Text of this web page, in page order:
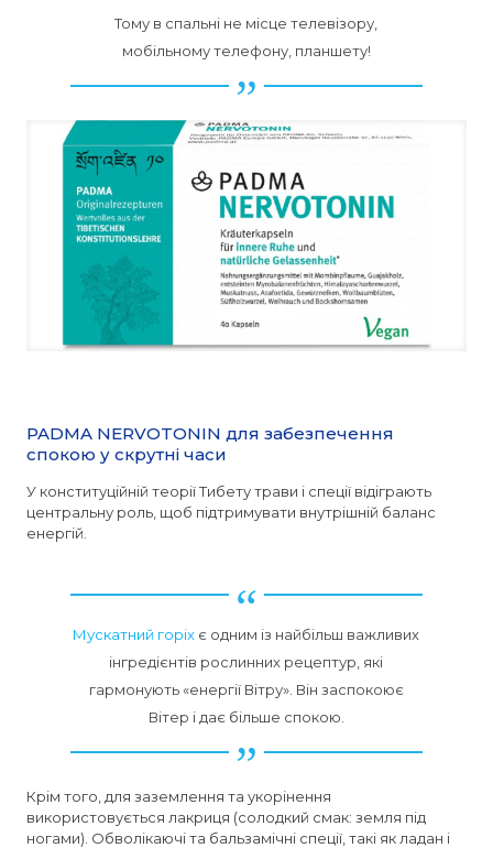
Тому в спальні не місце телевізору,
мобільному телефону, планшету!
PADMA NERVOTONIN для забезпечення
спокою у скрутні часи
У конституційній теорії Тибету трави і спеції відіграють
центральну роль, щоб підтримувати внутрішній баланс
енергій.
Мускатний горіх є одним із найбільш важливих
інгредієнтів рослинних рецептур, які
гармонують «енергії Вітру». Він заспокоює
Вітер і дає більше спокою.
Крім того, для заземлення та укорінення
використовується лакриця (солодкий смак: земля під
ногами). Обволікаючі та бальзамічні спеції, такі як ладан і